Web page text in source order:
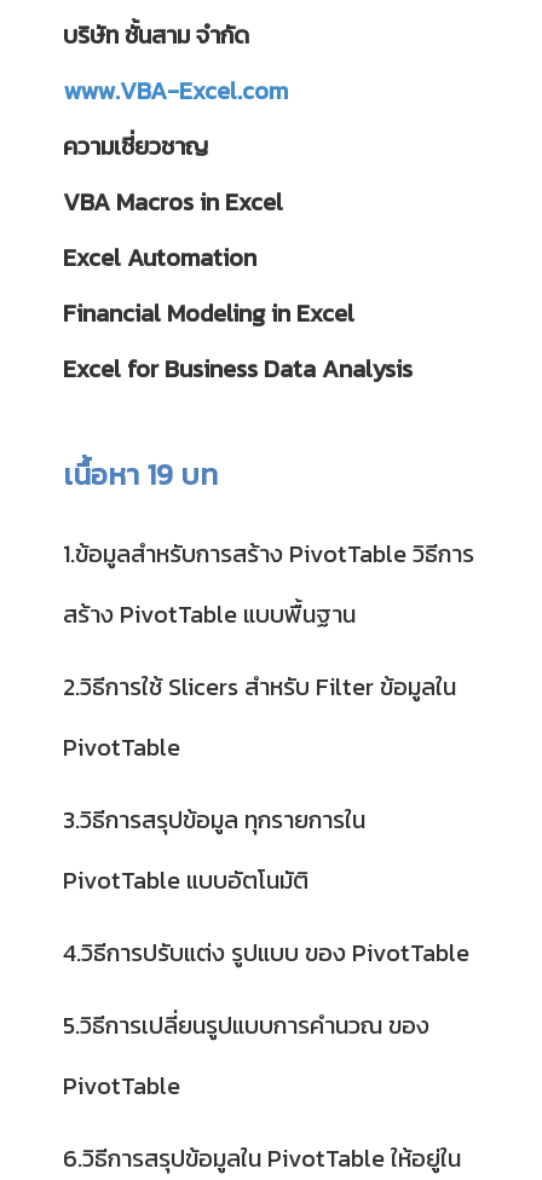
บริษัท ชั้นสาม จำกัด
www.VBA-Excel.com
ความเชี่ยวชาญ
VBA Macros in Excel
Excel Automation
Financial Modeling in Excel
Excel for Business Data Analysis
เนื้อหา 19 บท
1.ข้อมูลสำหรับการสร้าง PivotTable วิธีการ
สร้าง PivotTable แบบพื้นฐาน
2.วิธีการใช้ Slicers สำหรับ Filter ข้อมูลใน
PivotTable
3.วิธีการสรุปข้อมูล ทุกรายการใน
PivotTable แบบอัตโนมัติ
4.วิธีการปรับแต่ง รูปแบบ ของ PivotTable
5.วิธีการเปลี่ยนรูปแบบการคำนวณ ของ
PivotTable
6.วิธีการสรุปข้อมูลใน PivotTable ให้อยู่ใน